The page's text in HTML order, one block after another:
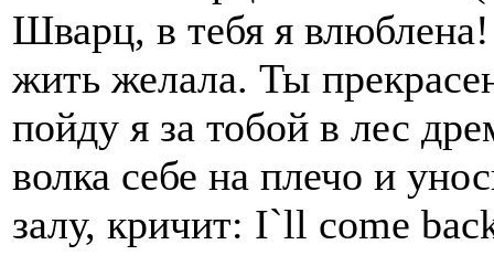
Шварц, в тебя я
жить желала. Ты
пойду я за тобой в лес
волка себе на плечо и
залу, кричит: I`ll come